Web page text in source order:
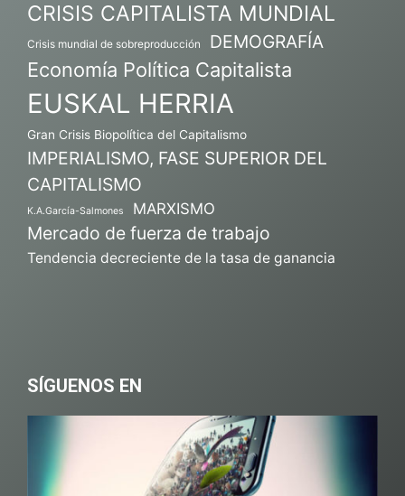
CRISIS CAPITALISTA MUNDIAL
Crisis mundial de sobreproducción DEMOGRAFÍA
Economía Política Capitalista
EUSKAL HERRIA
Gran Crisis Biopolítica del Capitalismo
IMPERIALISMO, FASE SUPERIOR DEL
CAPITALISMO
K.A.García-Salmones MARXISMO
Mercado de fuerza de trabajo
Tendencia decreciente de la tasa de ganancia
SÍGUENOS EN